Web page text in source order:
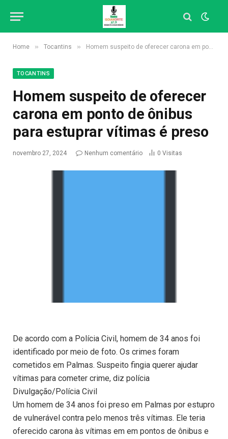
Home » Tocantins » Homem suspeito de oferecer carona em ponto de ônibus para estuprar vítimas é preso
TOCANTINS
Homem suspeito de oferecer
carona em ponto de ônibus
para estuprar vítimas é preso
novembro 27, 2024 Nenhum comentário 0 Visitas
De acordo com a Polícia Civil, homem de 34 anos foi
identificado por meio de foto. Os crimes foram
cometidos em Palmas. Suspeito fingia querer ajudar
vítimas para cometer crime, diz polícia
Divulgação/Polícia Civil
Um homem de 34 anos foi preso em Palmas por estupro
de vulnerável contra pelo menos três vítimas. Ele teria
oferecido carona às vítimas em em pontos de ônibus e